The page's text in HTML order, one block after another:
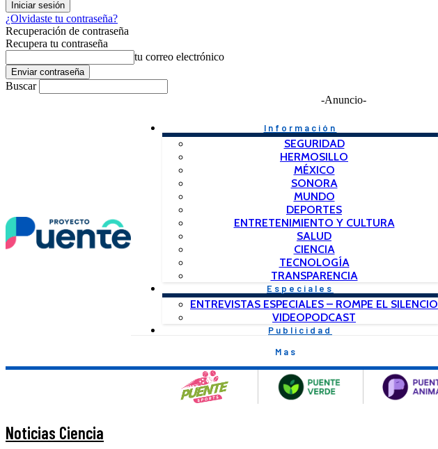
¿Olvidaste tu contraseña?
Recuperación de contraseña
Recupera tu contraseña
tu correo electrónico
Buscar
-Anuncio-
Información
SEGURIDAD
HERMOSILLO
MÉXICO
SONORA
MUNDO
DEPORTES
ENTRETENIMIENTO Y CULTURA
SALUD
CIENCIA
TECNOLOGÍA
TRANSPARENCIA
Especiales
ENTREVISTAS ESPECIALES – ROMPE EL SILENCIO
VIDEOPODCAST
Publicidad
Mas
Noticias Ciencia